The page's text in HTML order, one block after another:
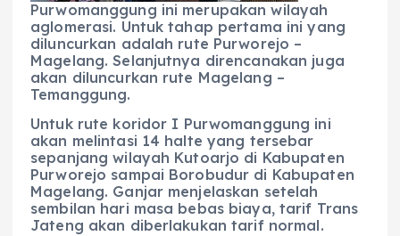
Purwomanggung ini merupakan wilayah
aglomerasi. Untuk tahap pertama ini yang
diluncurkan adalah rute Purworejo –
Magelang. Selanjutnya direncanakan juga
akan diluncurkan rute Magelang –
Temanggung.
Untuk rute koridor I Purwomanggung ini
akan melintasi 14 halte yang tersebar
sepanjang wilayah Kutoarjo di Kabupaten
Purworejo sampai Borobudur di Kabupaten
Magelang. Ganjar menjelaskan setelah
sembilan hari masa bebas biaya, tarif Trans
Jateng akan diberlakukan tarif normal.